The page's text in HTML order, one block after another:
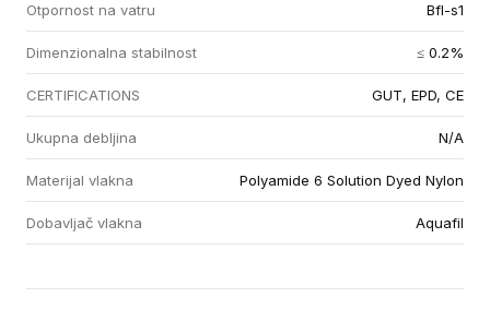
Otpornost na vatru Bfl-s1
Dimenzionalna stabilnost ≤ 0.2%
CERTIFICATIONS GUT, EPD, CE
Ukupna debljina N/A
Materijal vlakna Polyamide 6 Solution Dyed Nylon
Dobavljač vlakna Aquafil